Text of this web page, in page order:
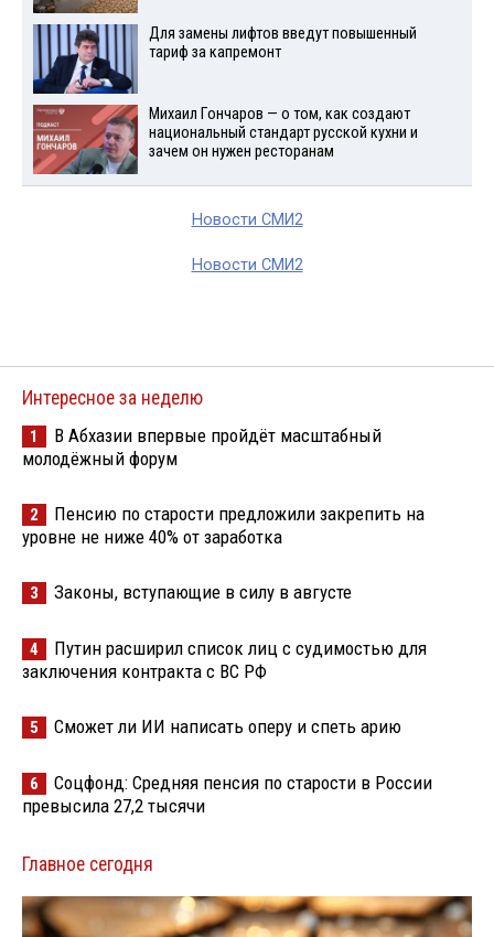
Для замены лифтов введут повышенный
тариф за капремонт
Михаил Гончаров — о том, как создают
национальный стандарт русской кухни и
зачем он нужен ресторанам
Новости СМИ2
Новости СМИ2
Интересное за неделю
1
В Абхазии впервые пройдёт масштабный
молодёжный форум
2
Пенсию по старости предложили закрепить на
уровне не ниже 40% от заработка
3 Законы, вступающие в силу в августе
4
Путин расширил список лиц с судимостью для
заключения контракта с ВС РФ
5 Сможет ли ИИ написать оперу и спеть арию
6
Соцфонд: Средняя пенсия по старости в России
превысила 27,2 тысячи
Главное сегодня